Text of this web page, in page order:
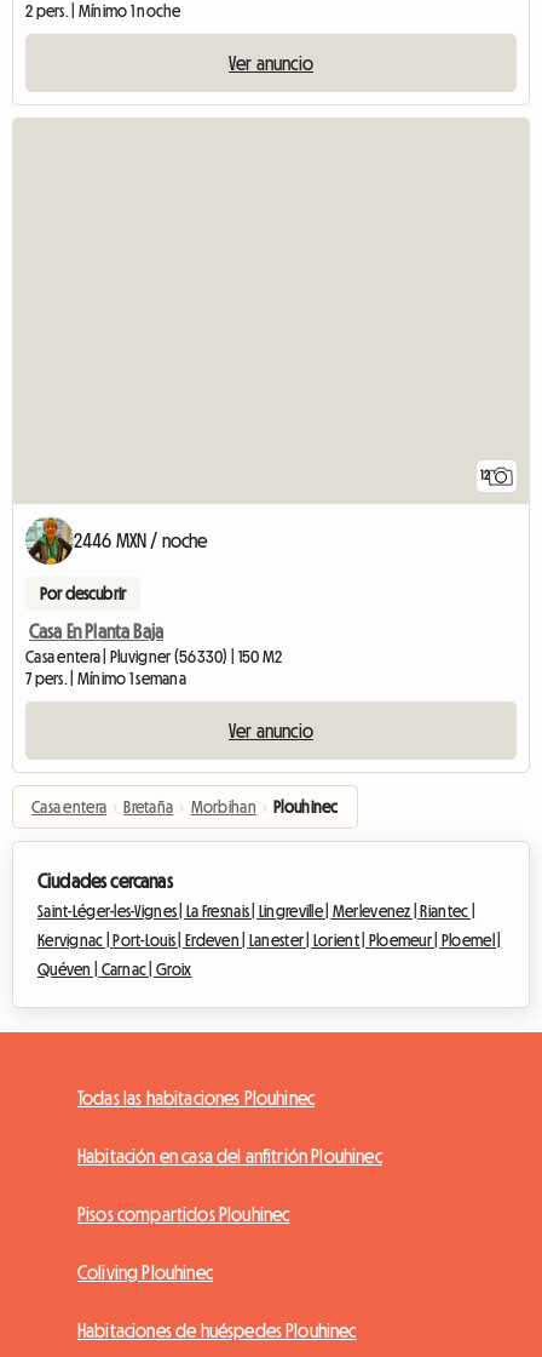
2 pers. | Mínimo 1 noche
Ver anuncio
12
2446 MXN / noche
Por descubrir
Casa En Planta Baja
Casa entera | Pluvigner (56330) | 150 M2
7 pers. | Mínimo 1 semana
Ver anuncio
Casa entera › Bretaña › Morbihan › Plouhinec
Ciudades cercanas
Saint-Léger-les-Vignes | La Fresnais | Lingreville | Merlevenez |
Riantec |
Kervignac |
Port-Louis | Erdeven | Lanester | Lorient | Ploemeur |
Ploemel |
Quéven | Carnac |Groix
Todas las habitaciones Plouhinec
Habitación en casa del anfitrión Plouhinec
Pisos compartidos Plouhinec
Coliving Plouhinec
Habitaciones de huéspedes Plouhinec